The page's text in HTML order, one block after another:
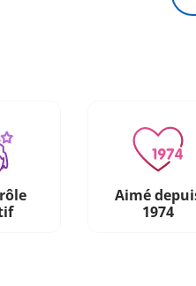
Aimé
1974